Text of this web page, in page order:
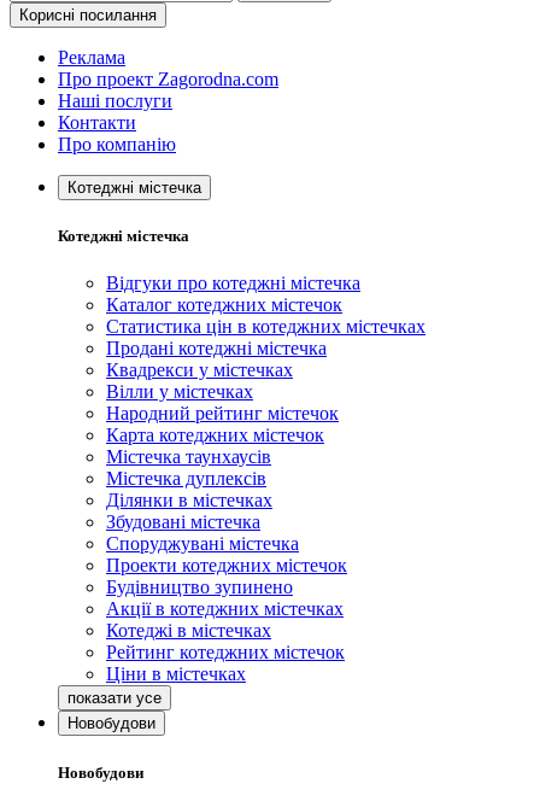
Корисні посилання
Реклама
Про проект Zagorodna.com
Наші послуги
Контакти
Про компанію
Котеджні містечка
Котеджні містечка
Відгуки про котеджні містечка
Каталог котеджних містечок
Статистика цін в котеджних містечках
Продані котеджні містечка
Квадрекси у містечках
Вілли у містечках
Народний рейтинг містечок
Карта котеджних містечок
Містечка таунхаусів
Містечка дуплексів
Ділянки в містечках
Збудовані містечка
Споруджувані містечка
Проекти котеджних містечок
Будівництво зупинено
Акції в котеджних містечках
Котеджі в містечках
Рейтинг котеджних містечок
Ціни в містечках
Новобудови
Новобудови